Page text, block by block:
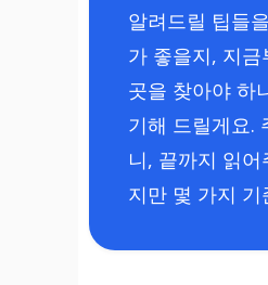
알려드릴 팁들
가 좋을지, 지
곳을 찾아야 하
기해 드릴게요.
니, 끝까지 읽
지만 몇 가지